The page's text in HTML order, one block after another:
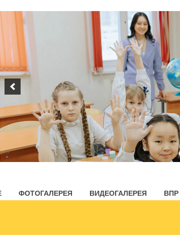
ФОТОГАЛЕРЕЯ ВИДЕОГАЛЕРЕЯ ВПР